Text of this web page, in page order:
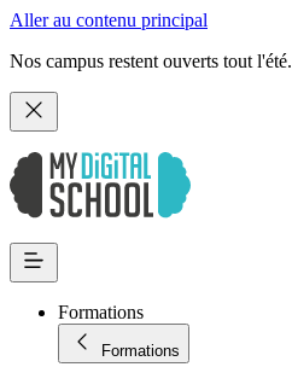
Aller au contenu principal
Nos campus restent ouverts tout l'été.
Formations
Formations